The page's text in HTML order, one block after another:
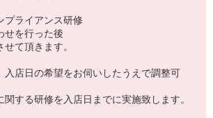
プライアンス研修
せを行った後
て頂きます。
入店日の希望をお伺いしたうえで調整可
関する研修を入店日までに実施致します。